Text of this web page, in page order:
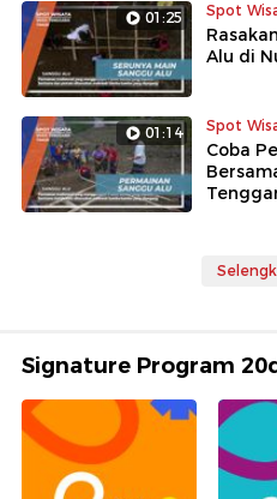
01:25 Spot
Alu di
01:14 Spot
Coba
Signature Program